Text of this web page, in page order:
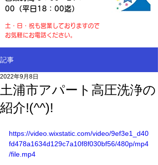
00（平日18：00迄）
土・日・祝も営業しておりますので
お気軽にお電話ください。
記事
土浦市アパート高圧洗浄の
紹介!(^^)!
2022年9月8日
https://video.wixstatic.com/video/9ef3e1_d40
fd478a1634d129c7a10f8f030bf56/480p/mp4
/file.mp4